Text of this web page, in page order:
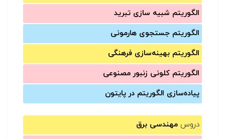
الگوریتم شبیه سازی تبرید
الگوریتم جستجوی هارمونی
الگوریتم بهینه‌سازی فرهنگی
الگوریتم کلونی زنبور مصنوعی
پیاده‌سازی الگوریتم در پایتون
دروس مهندسی برق